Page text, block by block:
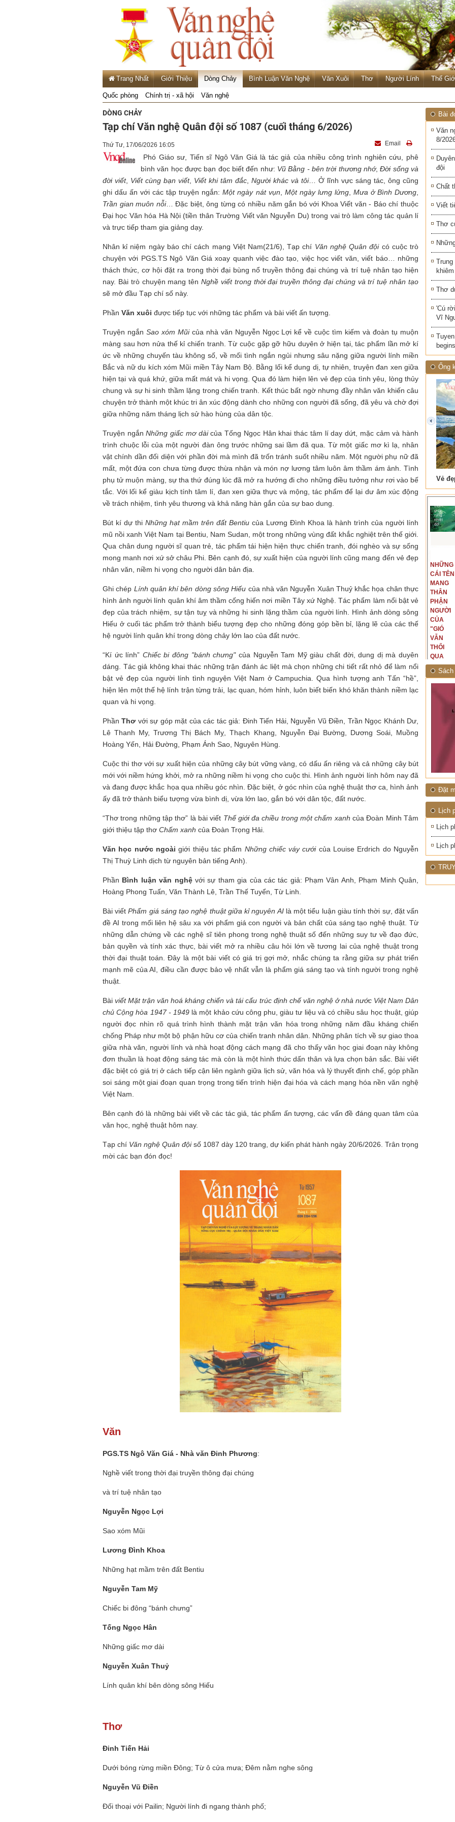
Trang Nhất Giới Thiệu Dòng Chảy Bình Luận Văn Nghệ Văn Xuôi Thơ Người Lính Thế
Quốc phòng Chính trị - xã hội Văn nghệ
DÒNG CHẢY
Tạp chí Văn nghệ Quân đội số 1087 (cuối tháng 6/2026)
Thứ Tư, 17/06/2026 16:05 Email
Phó Giáo sư, Tiến sĩ Ngô Văn Giá là tác giả của nhiều công trình nghiên cứu, phê
bình văn học được bạn đọc biết đến như: Vũ Bằng - bên trời thương nhớ,Đời sống và
đời viết, Viết cùng bạn viết, Viết khi tâm đắc, Người khác và tôi… Ở lĩnh vực sáng tác, ông cũng
ghi dấu ấn với các tập truyện ngắn:Một ngày nát vụn, Một ngày lưng lửng, Mưa ở Bình Dương,
Trần gian muôn nỗi… Đặc biệt, ông từng có nhiều năm gắn bó với Khoa Viết văn - Báo chí thuộc
Đại học Văn hóa Hà Nội (tiền thân Trường Viết văn Nguyễn Du) trong vai trò làm công tác quản lí
và trực tiếp tham gia giảng dạy.
Nhân kỉ niệm ngày báo chí cách mạng Việt Nam(21/6), Tạp chí Văn nghệ Quân đội có cuộc trò
chuyện với PGS.TS Ngô Văn Giá xoay quanh việc đào tạo, việc học viết văn, viết báo… những
thách thức, cơ hội đặt ra trong thời đại bùng nổ truyền thông đại chúng và trí tuệ nhân tạo hiện
nay. Bài trò chuyện mang tênNghề viết trong thời đại truyền thông đại chúng và trí tuệ nhân tạo
sẽ mở đầu Tạp chí số này.
Phần Văn xuôi được tiếp tục với những tác phẩm và bài viết ấn tượng.
Truyện ngắn Sao xóm Mũicủa nhà văn Nguyễn Ngọc Lợi kể về cuộc tìm kiếm và đoàn tụ muộn
màng sau hơn nửa thế kỉ chiến tranh. Từ cuộc gặp gỡ hữu duyên ở hiện tại, tác phẩm lần mở kí
ức về những chuyến tàu không số, về mối tình ngắn ngủi nhưng sâu nặng giữa người lính miền
Bắc và nữ du kích xóm Mũi miền Tây Nam Bộ. Bằng lối kể dung dị, tự nhiên, truyện đan xen giữa
hiện tại và quá khứ, giữa mất mát và hi vọng. Qua đó làm hiện lên vẻ đẹp của tình yêu, lòng thủy
chung và sự hi sinh thầm lặng trong chiến tranh. Kết thúc bất ngờ nhưng đầy nhân văn khiến câu
chuyện trở thành một khúc tri ân xúc động dành cho những con người đã sống, đã yêu và chờ đợi
giữa những năm tháng lịch sử hào hùng của dân tộc.
Truyện ngắnNhững giấc mơ dàicủa Tống Ngọc Hân khai thác tâm lí day dứt, mặc cảm và hành
trình chuộc lỗi của một người đàn ông trước những sai lầm đã qua. Từ một giấc mơ kì lạ, nhân
vật chính dần đối diện với phần đời mà mình đã trốn tránh suốt nhiều năm. Một người phụ nữ đã
mất, một đứa con chưa từng được thừa nhận và món nợ lương tâm luôn âm thầm ám ảnh. Tình
phụ tử muộn màng, sự tha thứ đúng lúc đã mở ra hướng đi cho những điều tưởng như rơi vào bế
tắc. Với lối kể giàu kịch tính tâm lí, đan xen giữa thực và mộng, tác phẩm để lại dư âm xúc động
về trách nhiệm, tình yêu thương và khả năng hàn gắn của sự bao dung.
Bút kí dự thi Những hạt mầm trên đất Bentiu của Lương Đình Khoa là hành trình của người lính
mũ nồi xanh Việt Nam tại Bentiu, Nam Sudan, một trong những vùng đất khắc nghiệt trên thế giới.
Qua chân dung người sĩ quan trẻ, tác phẩm tái hiện hiện thực chiến tranh, đói nghèo và sự sống
mong manh nơi xứ sở châu Phi. Bên cạnh đó, sự xuất hiện của người lính cũng mang đến vẻ đẹp
nhân văn, niềm hi vọng cho người dân bản địa.
Ghi chép Lính quân khí bên dòng sông Hiếu của nhà văn Nguyễn Xuân Thuỷ khắc họa chân thực
hình ảnh người lính quân khí âm thầm cống hiến nơi miền Tây xứ Nghệ. Tác phẩm làm nổi bật vẻ
đẹp của trách nhiệm, sự tận tuỵ và những hi sinh lặng thầm của người lính. Hình ảnh dòng sông
Hiếu ở cuối tác phẩm trở thành biểu tượng đẹp cho những đóng góp bền bỉ, lặng lẽ của các thế
hệ người lính quân khí trong dòng chảy lớn lao của đất nước.
“Kí ức lính” Chiếc bi đông "bánh chưng"của Nguyễn Tam Mỹ giàu chất đời, dung dị mà duyên
dáng. Tác giả không khai thác những trận đánh ác liệt mà chọn những chi tiết rất nhỏ để làm nổi
bật vẻ đẹp của người lính tình nguyện Việt Nam ở Campuchia. Qua hình tượng anh Tấn “hề”,
hiện lên một thế hệ lính trận từng trải, lạc quan, hóm hỉnh, luôn biết biến khó khăn thành niềm lạc
quan và hi vọng.
PhầnThơ với sự góp mặt của các tác giả: Đinh Tiến Hải, Nguyễn Vũ Điền, Trần Ngọc Khánh Dư,
Lê Thanh My, Trương Thị Bách Mỵ, Thạch Khang, Nguyễn Đại Bường, Dương Soái, Muồng
Hoàng Yến, Hải Đường, Phạm Ánh Sao, Nguyên Hùng.
Cuộc thi thơ với sự xuất hiện của những cây bút vững vàng, có dấu ấn riêng và cả những cây bút
mới với niềm hứng khởi, mở ra những niềm hi vọng cho cuộc thi. Hình ảnh người lính hôm nay đã
và đang được khắc họa qua nhiều góc nhìn. Đặc biệt, ở góc nhìn của nghệ thuật thơ ca, hình ảnh
ấy đã trở thành biểu tượng vừa bình dị, vừa lớn lao, gắn bó với dân tộc, đất nước.
“Thơ trong những tập thơ” là bài viết Thế giới đa chiều trong một chấm xanhcủa Đoàn Minh Tâm
giới thiệu tập thơ Chấm xanh của Đoàn Trọng Hải.
Văn học nước ngoài giới thiệu tác phẩm Những chiếc váy cướicủa Louise Erdrich do Nguyễn
Thị Thuỳ Linh dịch từ nguyên bản tiếng Anh).
Phần Bình luận văn nghệvới sự tham gia của các tác giả: Phạm Vân Anh, Phạm Minh Quân,
Hoàng Phong Tuấn, Văn Thành Lê, Trần Thế Tuyển, Từ Linh.
Bài viếtPhẩm giá sáng tạo nghệ thuật giữa kỉ nguyên AIlà một tiểu luận giàu tính thời sự, đặt vấn
đề AI trong mối liên hệ sâu xa với phẩm giá con người và bản chất của sáng tạo nghệ thuật. Từ
những dẫn chứng về các nghệ sĩ tiên phong trong nghệ thuật số đến những suy tư về đạo đức,
bản quyền và tính xác thực, bài viết mở ra nhiều câu hỏi lớn về tương lai của nghệ thuật trong
thời đại thuật toán. Đây là một bài viết có giá trị gợi mở, nhắc chúng ta rằng giữa sự phát triển
mạnh mẽ của AI, điều cần được bảo vệ nhất vẫn là phẩm giá sáng tạo và tính người trong nghệ
thuật.
Bàiviết Mặt trận văn hoá kháng chiến và tái cấu trúc định chế văn nghệ ở nhà nước Việt Nam Dân
chủ Cộng hòa 1947 - 1949là một khảo cứu công phu, giàu tư liệu và có chiều sâu học thuật, giúp
người đọc nhìn rõ quá trình hình thành mặt trận văn hóa trong những năm đầu kháng chiến
chống Pháp như một bộ phận hữu cơ của chiến tranh nhân dân. Những phân tích về sự giao thoa
giữa nhà văn, người lính và nhà hoạt động cách mạng đã cho thấy văn học giai đoạn này không
đơn thuần là hoạt động sáng tác mà còn là một hình thức dấn thân và lựa chọn bản sắc. Bài viết
đặc biệt có giá trị ở cách tiếp cận liên ngành giữa lịch sử, văn hóa và lý thuyết định chế, góp phần
soi sáng một giai đoạn quan trọng trong tiến trình hiện đại hóa và cách mạng hóa nền văn nghệ
Việt Nam.
Bên cạnh đó là những bài viết về các tác giả, tác phẩm ấn tượng, các vấn đề đáng quan tâm của
văn học, nghệ thuật hôm nay.
Tạp chí Văn nghệ Quân độisố 1087 dày 120 trang, dự kiến phát hành ngày 20/6/2026. Trân trọng
mời các bạn đón đọc!
Văn
PGS.TS Ngô Văn Giá - Nhà văn Đinh Phương:
Nghề viết trong thời đại truyền thông đại chúng
và trí tuệ nhân tạo
Nguyễn Ngọc Lợi
Sao xóm Mũi
Lương Đình Khoa
Những hạt mầm trên đất Bentiu
Nguyễn Tam Mỹ
Chiếc bi đông “bánh chưng”
Tống Ngọc Hân
Những giấc mơ dài
Nguyễn Xuân Thuỷ
Lính quân khí bên dòng sông Hiếu
Thơ
Đinh Tiến Hải
Dưới bóng rừng miền Đông; Từ ô cửa mưa; Đêm nằm nghe sông
Nguyễn Vũ Điền
Đối thoại với Pailin; Người lính đi ngang thành phố;
Bài
Văn
8/
đội
Chất
Viết
Thơ
Thơ
'Cú
Vĩ
Ống
Mùa xanh Tam Cốc Lẫm liệt Hải Vân quan
prev
NHỮNG
NGƯỜI
NHỮNG
CHUYỆN
TÔI VIẾT
Tôi từng hình dung viết văn là
công việc của sự hư cấu, một
hành trình phác dựng thế giới từ
trí tưởng tượng, nơi nhà văn tự
do tạo hình mọi thứ theo ý mình...
(TRẦN THỊ TÚ NGỌC)
LÀ
NHỮNG
NGƯỜI
ĐÃ PHẤT
CAO CỜ
HỒNG
TÁM
NĂM
1945
Là người đi dọc biên giới phía
đoạn lịch sử đó... (PHẠM VÂN
ANH)
NHỮNG
CÁI TÊN
MANG
THÂN
PHẬN
NGƯỜI
CỦA
"GIÓ
VẪN
THỔI
QUA
RỪNG
NHIỆT
ĐỚI"
Đặt
Lịch
Lịch
Lịch